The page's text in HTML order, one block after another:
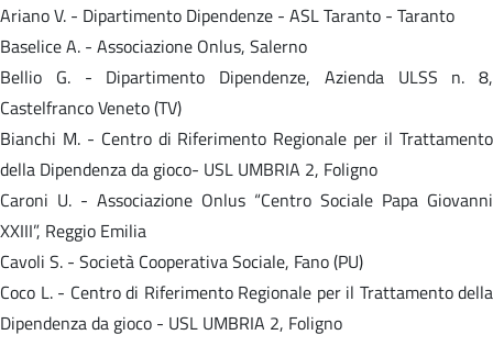
Ariano V. - Dipartimento Dipendenze - ASL Taranto - Taranto
Baselice A. - Associazione Onlus, Salerno
Bellio G. - Dipartimento Dipendenze, Azienda ULSS n. 8,
Castelfranco Veneto (TV)
Bianchi M. - Centro di Riferimento Regionale per il Trattamento
della Dipendenza da gioco- USL UMBRIA 2, Foligno
Caroni U. - Associazione Onlus “Centro Sociale Papa Giovanni
XXIII”, Reggio Emilia
Cavoli S. - Società Cooperativa Sociale, Fano (PU)
Coco L. - Centro di Riferimento Regionale per il Trattamento della
Dipendenza da gioco - USL UMBRIA 2, Foligno